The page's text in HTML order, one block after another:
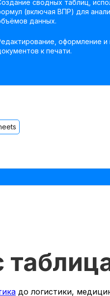
сводных таблиц,
(включая ВПР) для
данных.
оформление и
к печати.
до логистики,